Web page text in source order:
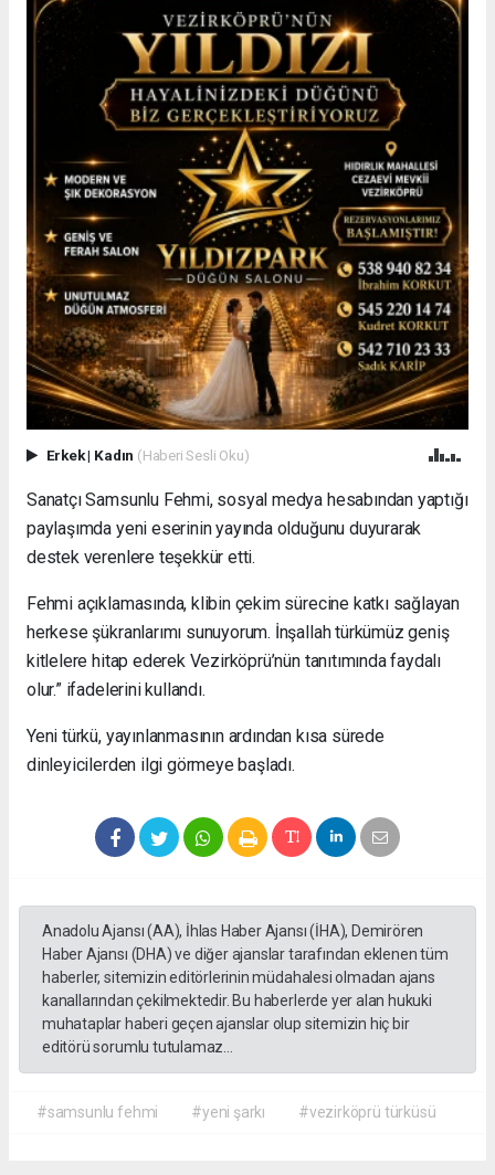
Erkek| Kadın (Haberi Sesli Oku)
Sanatçı Samsunlu Fehmi, sosyal medya hesabından yaptığı
paylaşımda yeni eserinin yayında olduğunu duyurarak
destek verenlere teşekkür etti.
Fehmi açıklamasında, klibin çekim sürecine katkı sağlayan
herkese şükranlarımı sunuyorum. İnşallah türkümüz geniş
kitlelere hitap ederek Vezirköprü’nün tanıtımında faydalı
olur.” ifadelerini kullandı.
Yeni türkü, yayınlanmasının ardından kısa sürede
dinleyicilerden ilgi görmeye başladı.
Anadolu Ajansı (AA), İhlas Haber Ajansı (İHA), Demirören
Haber Ajansı (DHA) ve diğer ajanslar tarafından eklenen tüm
haberler, sitemizin editörlerinin müdahalesi olmadan ajans
kanallarından çekilmektedir. Bu haberlerde yer alan hukuki
muhataplar haberi geçen ajanslar olup sitemizin hiç bir
editörü sorumlu tutulamaz...
#samsunlu fehmi #yeni şarkı #vezirköprü türküsü